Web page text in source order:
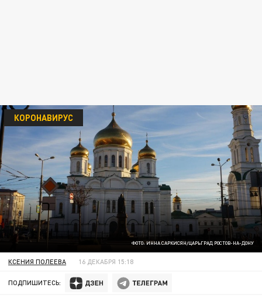
ФОТО: ИННА САРКИСЯН/ЦАРЬГРАД РОСТОВ-НА-ДОНУ
КОРОНАВИРУС
КСЕНИЯ ПОЛЕЕВА 16 ДЕКАБРЯ 15:18
ПОДПИШИТЕСЬ: